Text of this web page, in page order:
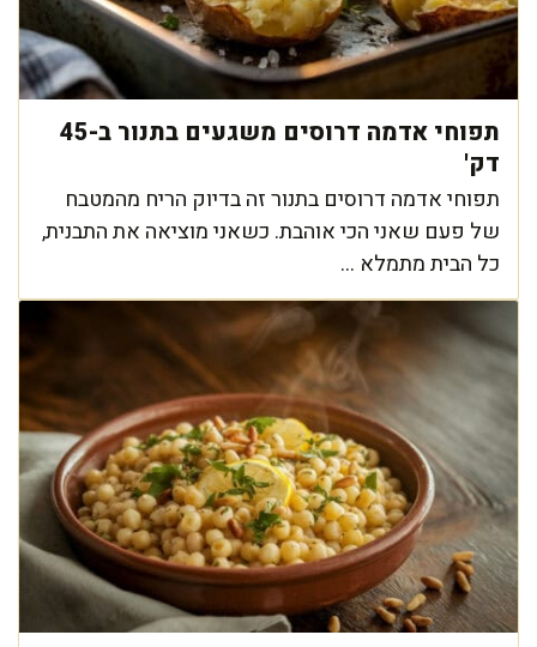
תפוחי אדמה דרוסים משגעים בתנור ב-45
דק'
תפוחי אדמה דרוסים בתנור זה בדיוק הריח מהמטבח
של פעם שאני הכי אוהבת. כשאני מוציאה את התבנית,
כל הבית מתמלא ...